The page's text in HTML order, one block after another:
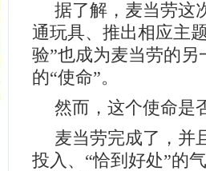
据了解，麦当劳这
通玩具、推出相应主
验”也成为麦当劳的另
的“使命”。
然而，这个使命是
麦当劳完成了，并
投入、“恰到好处”的